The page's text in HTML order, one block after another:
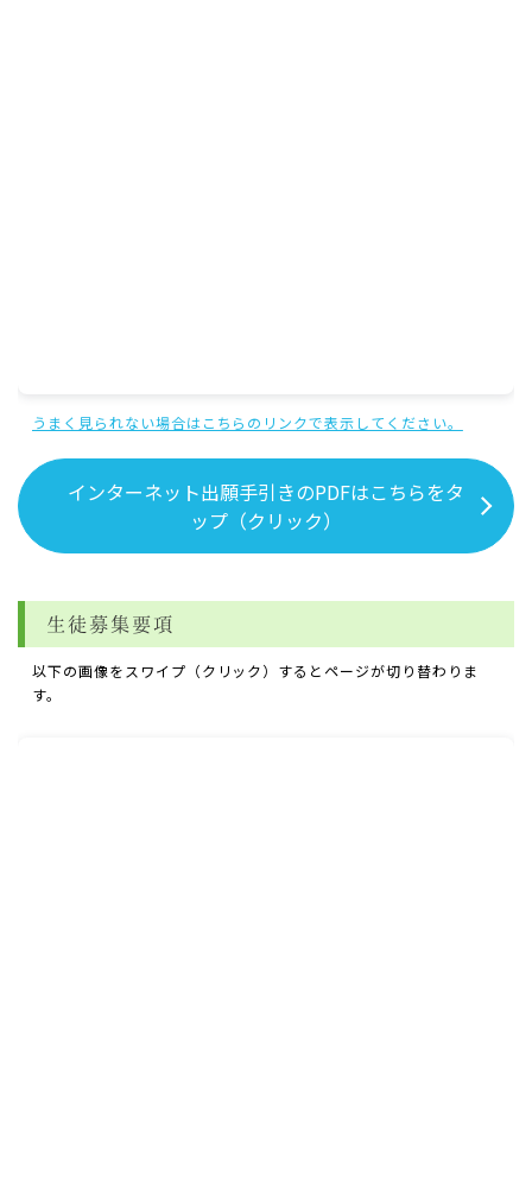
うまく見られない場合はこちらのリンクで表示してください。
インターネット出願手引きのPDFはこちらをタ
ップ（クリック）
生徒募集要項
以下の画像をスワイプ（クリック）するとページが切り替わりま
す。